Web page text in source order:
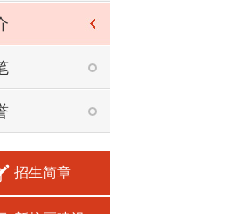
招生简章